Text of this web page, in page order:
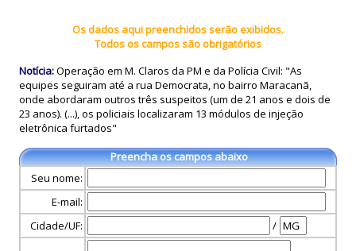
Os dados aqui preenchidos serão exibidos.
Todos os campos são obrigatórios
Notícia:Operação em M. Claros da PM e da Polícia Civil: "As
equipes seguiram até a rua Democrata, no bairro Maracanã,
onde abordaram outros três suspeitos (um de 21 anos e dois de
23 anos). (...), os policiais localizaram 13 módulos de injeção
eletrônica furtados"
Preencha os campos abaixo
Seu nome:
E-mail:
Cidade/UF:
/